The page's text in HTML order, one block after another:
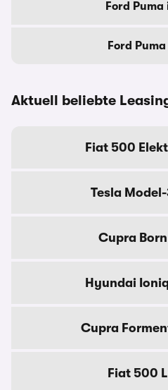
Ford Puma
Ford
Aktuell beliebte
Fiat 500
Tesla
Cupra
Hyundai
Cupra
Fiat 500